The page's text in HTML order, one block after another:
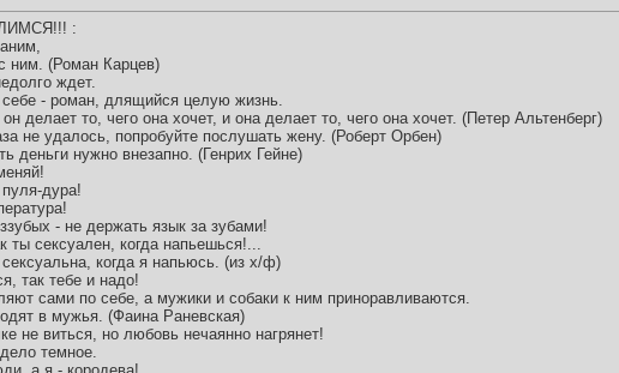
:
ним. (Роман Карцев)
ждет.
- роман, длящийся целую жизнь.
делает то, чего она хочет, и она делает то, чего она хочет. (Петер Альтенберг)
не удалось, попробуйте послушать жену. (Роберт Орбен)
деньги нужно внезапно. (Генрих Гейне)
дура!
- не держать язык за зубами!
ты сексуален, когда напьешься!...
когда я напьюсь. (из х/ф)
так тебе и надо!
сами по себе, а мужики и собаки к ним приноравливаются.
в мужья. (Фаина Раневская)
не виться, но любовь нечаянно нагрянет!
темное.